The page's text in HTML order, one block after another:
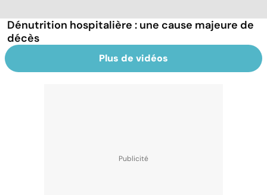
Dénutrition hospitalière : une cause majeure de
décès
Plus de vidéos